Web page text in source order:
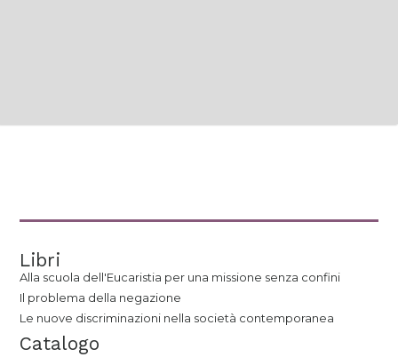
Libri
Alla scuola dell'Eucaristia per una missione senza confini
Il problema della negazione
Le nuove discriminazioni nella società contemporanea
Catalogo